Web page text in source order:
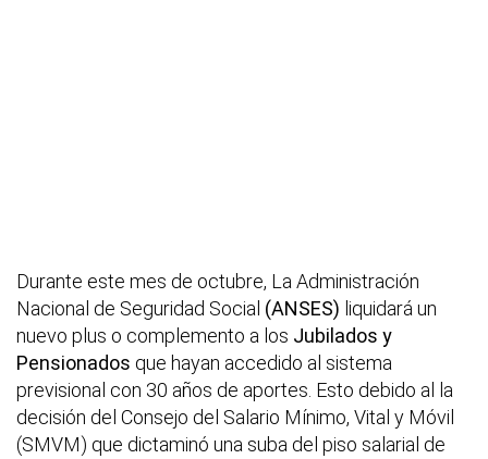
Durante este mes de octubre, La Administración
Nacional de Seguridad Social (ANSES) liquidará un
nuevo plus o complemento a los Jubilados y
Pensionados que hayan accedido al sistema
previsional con 30 años de aportes. Esto debido al la
decisión del Consejo del Salario Mínimo, Vital y Móvil
(SMVM) que dictaminó una suba del piso salarial de